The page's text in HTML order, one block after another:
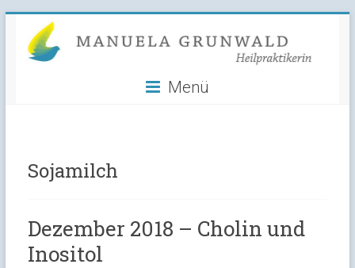
content
Manuela
Grunwald
Menü
Sojamilch
Dezember 2018 – Cholin und
Inositol